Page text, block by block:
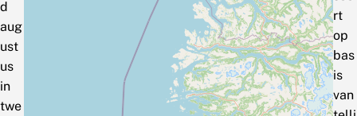
d
aug
ust
us
in
twe
rt
op
bas
is
van